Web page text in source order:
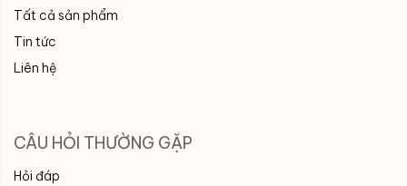
Tất cả sản phẩm
Tin tức
Liên hệ
CÂU HỎI THƯỜNG GẶP
Hỏi đáp